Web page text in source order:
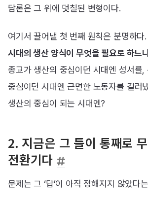
담론은 그 위에 덧칠된 변형이다.
여기서 끌어낼 첫 번째 원칙은 분명하다.
시대의 생산 양식이 무엇을 필요로 하느
종교가 생산의 중심이던 시대엔 성서를,
중심이던 시대엔 근면한 노동자를 길러
생산의 중심이 되는 시대엔?
2. 지금은 그 틀이 통째로
전환기다
문제는 그 ‘답’이 아직 정해지지 않았다